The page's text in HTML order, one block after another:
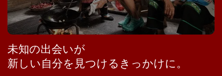
未知の出会いが
新しい自分を見つけるきっかけに。